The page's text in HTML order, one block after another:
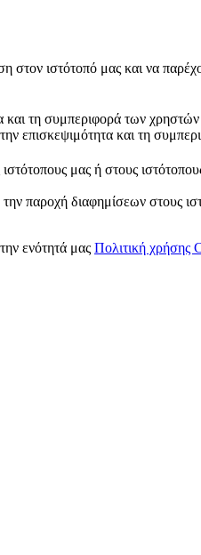
στον ιστότοπό μας και να
τη συμπεριφορά των
επισκεψιμότητα και τη
μας ή στους
παροχή διαφημίσεων στους
ενότητά μας Πολιτική χρήσης